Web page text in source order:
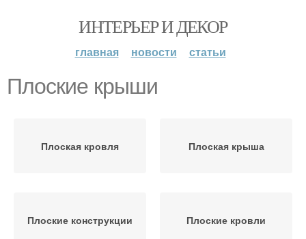
ИНТЕРЬЕР И ДЕКОР
главная новости статьи
Плоские крыши
Плоская кровля Плоская крыша
Плоские конструкции Плоские кровли